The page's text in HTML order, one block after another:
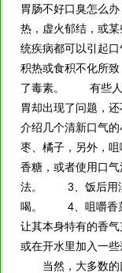
胃肠不好口臭怎么
热，虚火郁结，或
统疾病都可以引起
积热或食积不化所
了毒素。 有些人
胃却出现了问题，
介绍几个清新口气
枣、橘子，另外，
香糖，或者使用口
法。 3、饭后用淡
喝。 4、咀嚼香菜
让其本身特有的香
或在开水里加入一些
当然，大多数的